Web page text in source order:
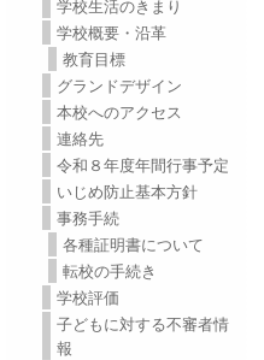
学校生活のきまり
学校概要・沿革
教育目標
グランドデザイン
本校へのアクセス
連絡先
令和８年度年間行事予定
いじめ防止基本方針
事務手続
各種証明書について
転校の手続き
学校評価
子どもに対する不審者情
報